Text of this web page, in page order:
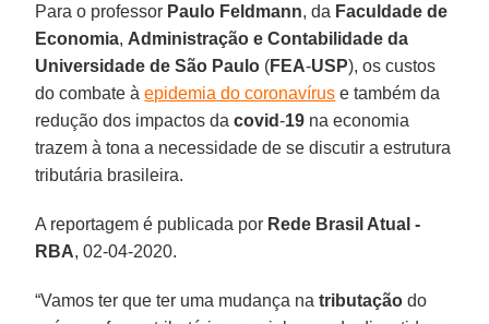
Para o professor Paulo Feldmann, da Faculdade de
Economia, Administração e Contabilidade da
Universidade de São Paulo (FEA-USP), os custos
do combate àepidemia do coronavírus e também da
redução dos impactos dacovid-19 na economia
trazem à tona a necessidade de se discutir a estrutura
tributária brasileira.
A reportagem é publicada por Rede Brasil Atual -
RBA, 02-04-2020.
“Vamos ter que ter uma mudança natributação do